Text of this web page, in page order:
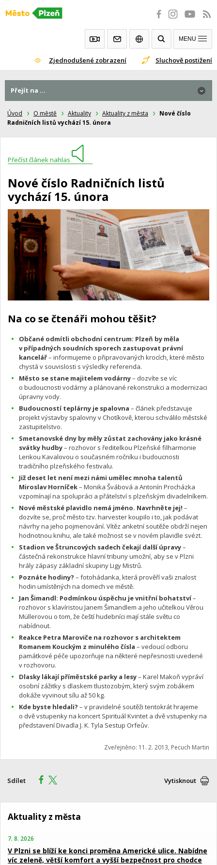
Přeskočit
Zjednodušené zobrazení Sluchově postižení
MENU
Úvod O městě Aktuality Aktuality z města
Nové číslo
Radničních listů vychází 15. února
Přečíst článek nahlas
Nové číslo Radničních listů
vychází 15. února
Na co se čtenáři mohou těšit?
Občané odmítli obchodní centrum: Plzeň by měla
v případných soudních sporech zastupovat právní
kancelář– informujeme o připravovaných krocích, které město
chystá v souvislosti s výsledky referenda.
Město se stane majitelem vodárny– dozvíte se víc
o budoucnosti vodárny a plánované rekonstrukci a modernizaci
úpravny vody.
Budoucností teplárny je spalovna – článek představuje
projekt výstavby spalovny v Chotíkově, kterou schválilo městské
zastupitelstvo.
Smetanovské dny by měly zůstat zachovány jako krásné
svátky hudby– rozhovor s ředitelkou Plzeňské filharmonie
Lenkou Kavalovou o současném ročníku i budoucnosti
tradičního plzeňského festivalu.
Již deset let není mezi námi umělec mnoha talentů
Miroslav Horníček– Monika Švábová a Antonín Procházka
vzpomínají na spolupráci a přátelství s plzeňským divadelníkem.
Nové městské plavidlo nemá jméno. Navrhněte jej! –
dozvíte se, proč město tzv. harvester koupilo i to, jak podávat
návrhy na jeho pojmenování. Vítěz anketní soutěže obdrží nejen
hodnotnou knihu, ale také možnost se v novém plavidle svézt.
Stadion ve Štruncových sadech čekají další úpravy–
částečná rekonstrukce hlavní tribuny umožní, aby se v Plzni
hrály zápasy základní skupiny Ligy Mistrů.
Poznáte hodiny? – fotohádanka, která prověří vaši znalost
hodin umístěných na domech ve městě.
Jan Šimandl: Podmínkou úspěchu je vnitřní bohatství–
rozhovor s klavíristou Janem Šimandlem a jeho učitelkou Věrou
Müllerovou o tom, že čeští hudebníci mají stále světu co
nabídnout.
Reakce Petra Maroviče na rozhovor s architektem
Romanem Kouckým z minulého čísla – vedoucí odboru
památkové péče upozorňuje na některé nepřesnosti uvedené
v rozhovoru.
Dlasky lákají příměstské parky a lesy– Karel Makoň vypráví
osobní zážitky s dlaskem tlustozobým, který svým zobákem
dokáže vyvinout sílu až 50 kg.
Kde byste hledali? – v pravidelné soutěži tentokrát hrajeme
o dvě vstupenky na koncert Spirituál Kvintet a dvě vstupenky na
představení Divadla J. K. Tyla Sestup Orfeův.
Zveřejněno: 11. 2. 2013, Pecuch Martin
Sdílet Vytisknout
Přejít na ...
Aktuality z města
7. 8. 2026
V Plzni se blíží ke konci proměna Americké ulice. Nabídne
víc zeleně, větší komfort a vyšší bezpečnost pro chodce